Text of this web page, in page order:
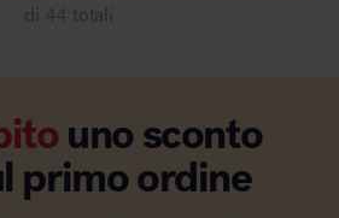
di 44 totali
uno sconto
primo ordine